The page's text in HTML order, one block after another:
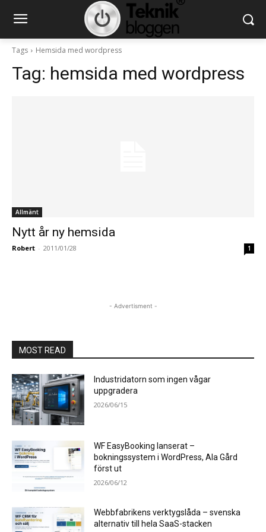
Tags Hemsida med wordpress
Tag: hemsida med wordpress
Allmänt
Nytt år ny hemsida
Robert - 2011/01/28 1
- Advertisment -
MOST READ
Industridatorn som ingen vågar
uppgradera
2026/06/15
WF EasyBooking lanserat –
bokningssystem i WordPress, Ala Gård
först ut
2026/06/12
Webbfabrikens verktygslåda – svenska
alternativ till hela SaaS-stacken